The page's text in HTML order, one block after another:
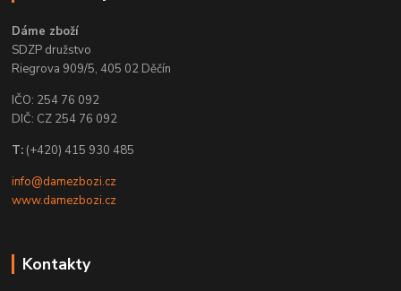
Dáme zboží
SDZP družstvo
Riegrova 909/5, 405 02 Děčín
IČO: 254 76 092
DIČ: CZ 254 76 092
T: (+420) 415 930 485
info@damezbozi.cz
www.damezbozi.cz
Kontakty